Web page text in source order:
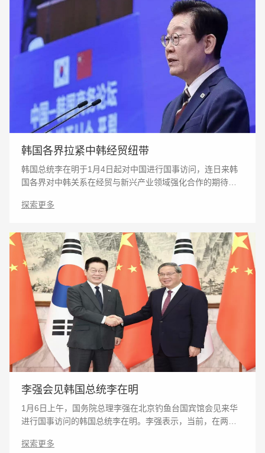
韩国各界拉紧中韩经贸纽带
韩国总统李在明于1月4日起对中国进行国事访问，连日来韩
国各界对中韩关系在经贸与新兴产业领域强化合作的期待持
涨，学界、产业界与资本市场纷纷释放积极信号。李
探索更多
李强会见韩国总统李在明
1月6日上午，国务院总理李强在北京钓鱼台国宾馆会见来华
进行国事访问的韩国总统李在明。李强表示，当前，在两国
同总统先生举行会谈，为深化发展中韩战略合作伙伴
探索更多